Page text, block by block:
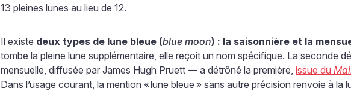
13 pleines lunes au lieu de 12.
Il existe deux types de lune bleue (blue moon) : la saisonnière et la
tombe la pleine lune supplémentaire, elle reçoit un nom spécifique. La seconde
mensuelle, diffusée par James Hugh Pruett — a détrôné la première, issue du
Dans l’usage courant, la mention «lune bleue » sans autre précision renvoie à la